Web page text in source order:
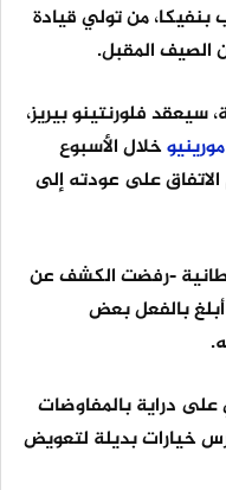
بنفيكا، من تولي قيادة
الصيف المقبل.
سيعقد فلورنتينو بيريز،
مورينيوخلال الأسبوع
الاتفاق على عودته إلى
-رفضت الكشف عن
أبلغ بالفعل بعض
على دراية بالمفاوضات
خيارات بديلة لتعويض